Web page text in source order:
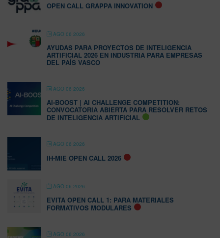
OPEN CALL GRAPPA INNOVATION
AGO 06 2026
AYUDAS PARA PROYECTOS DE INTELIGENCIA
ARTIFICIAL 2026 EN INDUSTRIA PARA EMPRESAS
DEL PAÍS VASCO
AGO 06 2026
AI-BOOST | AI CHALLENGE COMPETITION:
CONVOCATORIA ABIERTA PARA RESOLVER RETOS
DE INTELIGENCIA ARTIFICIAL
AGO 06 2026
IH-MIE OPEN CALL 2026
AGO 06 2026
EVITA OPEN CALL 1: PARA MATERIALES
FORMATIVOS MODULARES
AGO 06 2026